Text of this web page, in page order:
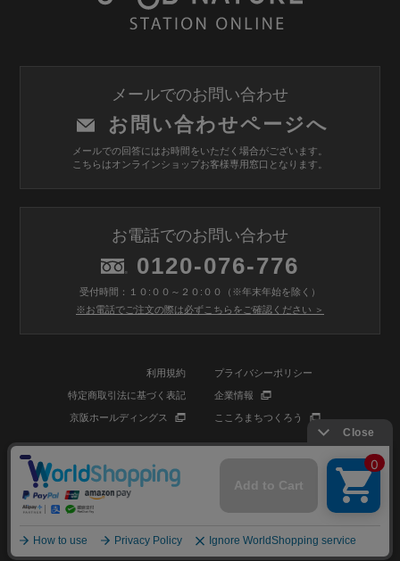
メールでのお問い合わせ
お問い合わせページへ
メールでの回答にはお時間をいただく場合がございます。
こちらはオンラインショップお客様専用窓口となります。
お電話でのお問い合わせ
0120-076-776
受付時間：１０:００～２０:００（※年末年始を除く）
※お電話でご注文の際は必ずこちらをご確認ください ＞
利用規約 プライバシーポリシー
特定商取引法に基づく表記 企業情報
京阪ホールディングス こころまちつくろう